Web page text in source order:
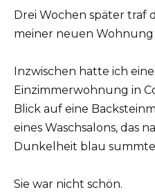
Drei Wochen später traf
meiner neuen Wohnung
Inzwischen hatte ich
Einzimmerwohnung in
Blick auf eine
eines Waschsalons, das
Dunkelheit blau
Sie war nicht schön.